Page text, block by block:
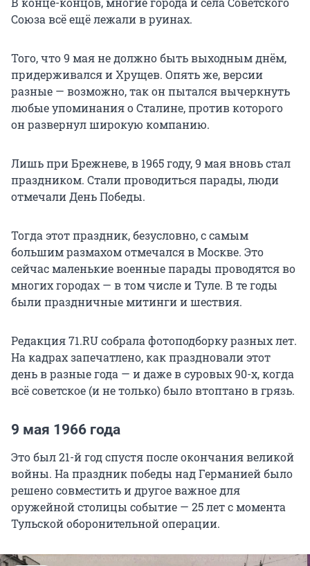
Союза всё ещё лежали в руинах.
Того, что 9 мая не должно быть выходным днём,
придерживался и Хрущев. Опять же, версии
разные — возможно, так он пытался вычеркнуть
любые упоминания о Сталине, против которого
он развернул широкую компанию.
Лишь при Брежневе, в 1965 году, 9 мая вновь стал
праздником. Стали проводиться парады, люди
отмечали День Победы.
Тогда этот праздник, безусловно, с самым
большим размахом отмечался в Москве. Это
сейчас маленькие военные парады проводятся во
многих городах — в том числе и Туле. В те годы
были праздничные митинги и шествия.
Редакция 71.RU собрала фотоподборку разных лет.
На кадрах запечатлено, как праздновали этот
день в разные года — и даже в суровых 90-х, когда
всё советское (и не только) было втоптано в грязь.
9 мая 1966 года
Это был 21-й год спустя после окончания великой
войны. На праздник победы над Германией было
решено совместить и другое важное для
оружейной столицы событие — 25 лет с момента
Тульской оборонительной операции.